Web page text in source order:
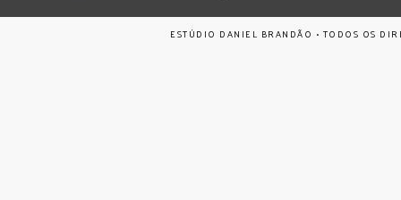
ESTÚDIO DANIEL BRANDÃO • TODOS OS